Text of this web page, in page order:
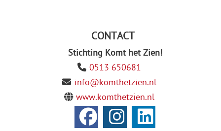
CONTACT
Stichting Komt het Zien!
0513 650681
info@komthetzien.nl
www.komthetzien.nl